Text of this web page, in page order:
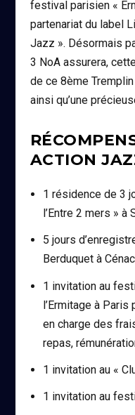
festival parisien «
partenariat du label
Jazz ». Désormais
3 NoA assurera,
de ce 8ème
ainsi qu’une
ACTION
1 résidence de 3
l’Entre 2 mers » à
5 jours
Berduquet à Cénac
1 invitation au
l’Ermitage à
en charge des
repas,
1 invitation au «
1 invitation au